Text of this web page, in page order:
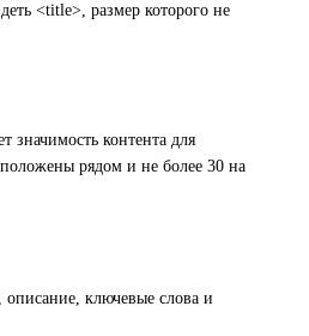
<title>, размер которого не
значимость контента для
рядом и не более 30 на
описание, ключевые слова и